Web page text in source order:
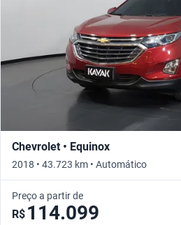
Chevrolet • Equinox
2018 • 43.723 km • Automático
Preço a partir de
R$ 114.099